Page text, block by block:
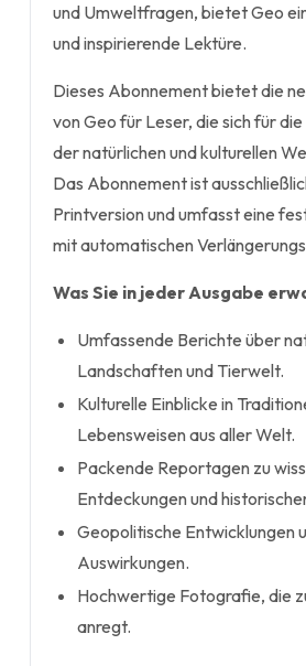
und Umweltfragen, bietet Geo
und inspirierende Lektüre.
Dieses Abonnement bietet die
von Geo für Leser, die sich für
der natürlichen und kulturellen
Das Abonnement ist
Printversion und umfasst eine
mit automatischen
Was Sie in jeder Ausgabe
Umfassende Berichte über
Landschaften und Tierwelt.
Kulturelle Einblicke in
Lebensweisen aus aller Welt.
Packende Reportagen zu
Entdeckungen und
Geopolitische Entwicklungen
Auswirkungen.
Hochwertige Fotografie, die
anregt.